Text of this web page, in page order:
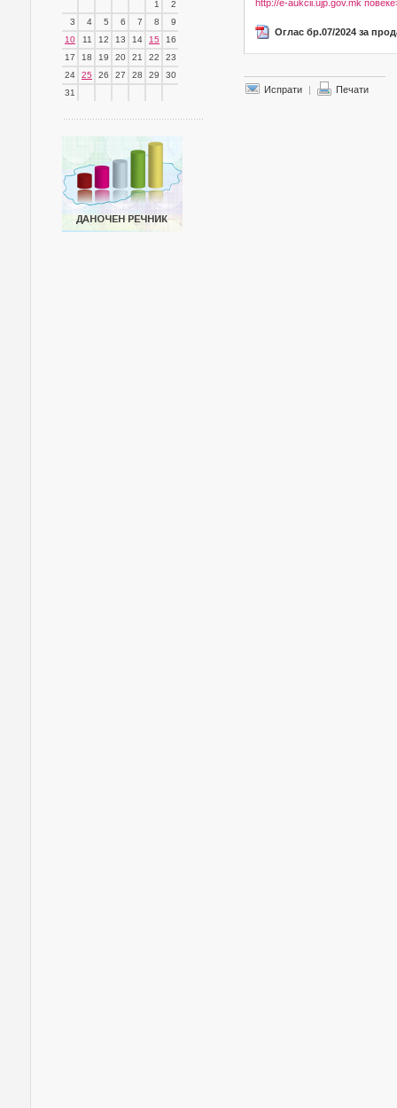
1
2
3
4 5 6 7 8
9
10
11 12 13 14 15
16
17
18 19 20 21 22
23
24
25 26 27 28 29
30
31
http://e-aukcii.ujp.gov.mk
Оглас бр.07/2024 за
Испрати | Печати